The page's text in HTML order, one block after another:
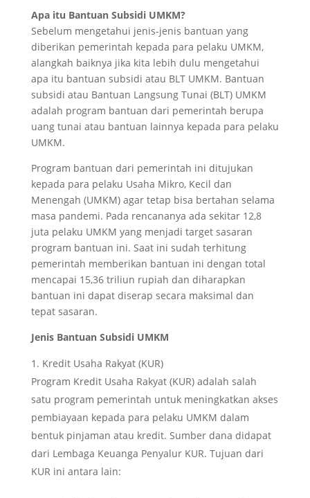
Apa itu Bantuan Subsidi UMKM?
Sebelum mengetahui jenis-jenis bantuan yang
diberikan pemerintah kepada para pelaku UMKM,
alangkah baiknya jika kita lebih dulu mengetahui
apa itu bantuan subsidi atau BLT UMKM. Bantuan
subsidi atau Bantuan Langsung Tunai (BLT) UMKM
adalah program bantuan dari pemerintah berupa
uang tunai atau bantuan lainnya kepada para pelaku
UMKM.
Program bantuan dari pemerintah ini ditujukan
kepada para pelaku Usaha Mikro, Kecil dan
Menengah (UMKM) agar tetap bisa bertahan selama
masa pandemi. Pada rencananya ada sekitar 12,8
juta pelaku UMKM yang menjadi target sasaran
program bantuan ini. Saat ini sudah terhitung
pemerintah memberikan bantuan ini dengan total
mencapai 15,36 triliun rupiah dan diharapkan
bantuan ini dapat diserap secara maksimal dan
tepat sasaran.
Jenis Bantuan Subsidi UMKM
Kredit Usaha Rakyat (KUR)
Program Kredit Usaha Rakyat (KUR) adalah salah
satu program pemerintah untuk meningkatkan akses
pembiayaan kepada para pelaku UMKM dalam
bentuk pinjaman atau kredit. Sumber dana didapat
dari Lembaga Keuanga Penyalur KUR. Tujuan dari
KUR ini antara lain: